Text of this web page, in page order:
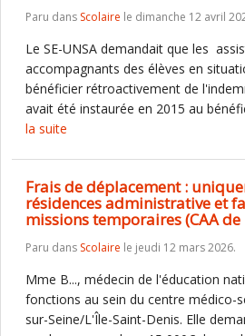
Paru dans Scolaire le dimanche 12 avril
Le SE-UNSA demandait que les
accompagnants des élèves en
bénéficier rétroactivement de
avait été instaurée en 2015 au
la suite
Frais de déplacement :
résidences administrative et
missions temporaires (CAA de
Paru dans Scolaire le jeudi 12 mars 2026.
Mme B..., médecin de l'éducation
fonctions au sein du centre médico-
sur-Seine/L'Île-Saint-Denis. Elle